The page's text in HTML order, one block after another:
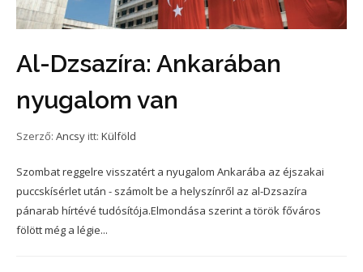
Al-Dzsazíra: Ankarában
nyugalom van
Szerző: Ancsy itt: Külföld
Szombat reggelre visszatért a nyugalom Ankarába az éjszakai
puccskísérlet után - számolt be a helyszínről az al-Dzsazíra
pánarab hírtévé tudósítója.Elmondása szerint a török főváros
fölött még a légie...